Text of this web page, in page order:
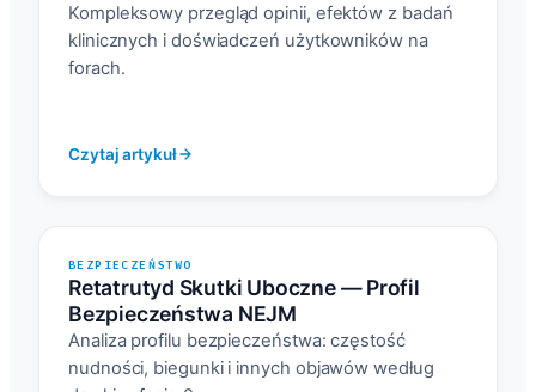
Kompleksowy przegląd opinii, efektów z badań
klinicznych i doświadczeń użytkowników na
forach.
Czytaj artykuł
BEZPIECZEŃSTWO
Retatrutyd Skutki Uboczne — Profil
Bezpieczeństwa NEJM
Analiza profilu bezpieczeństwa: częstość
nudności, biegunki i innych objawów według